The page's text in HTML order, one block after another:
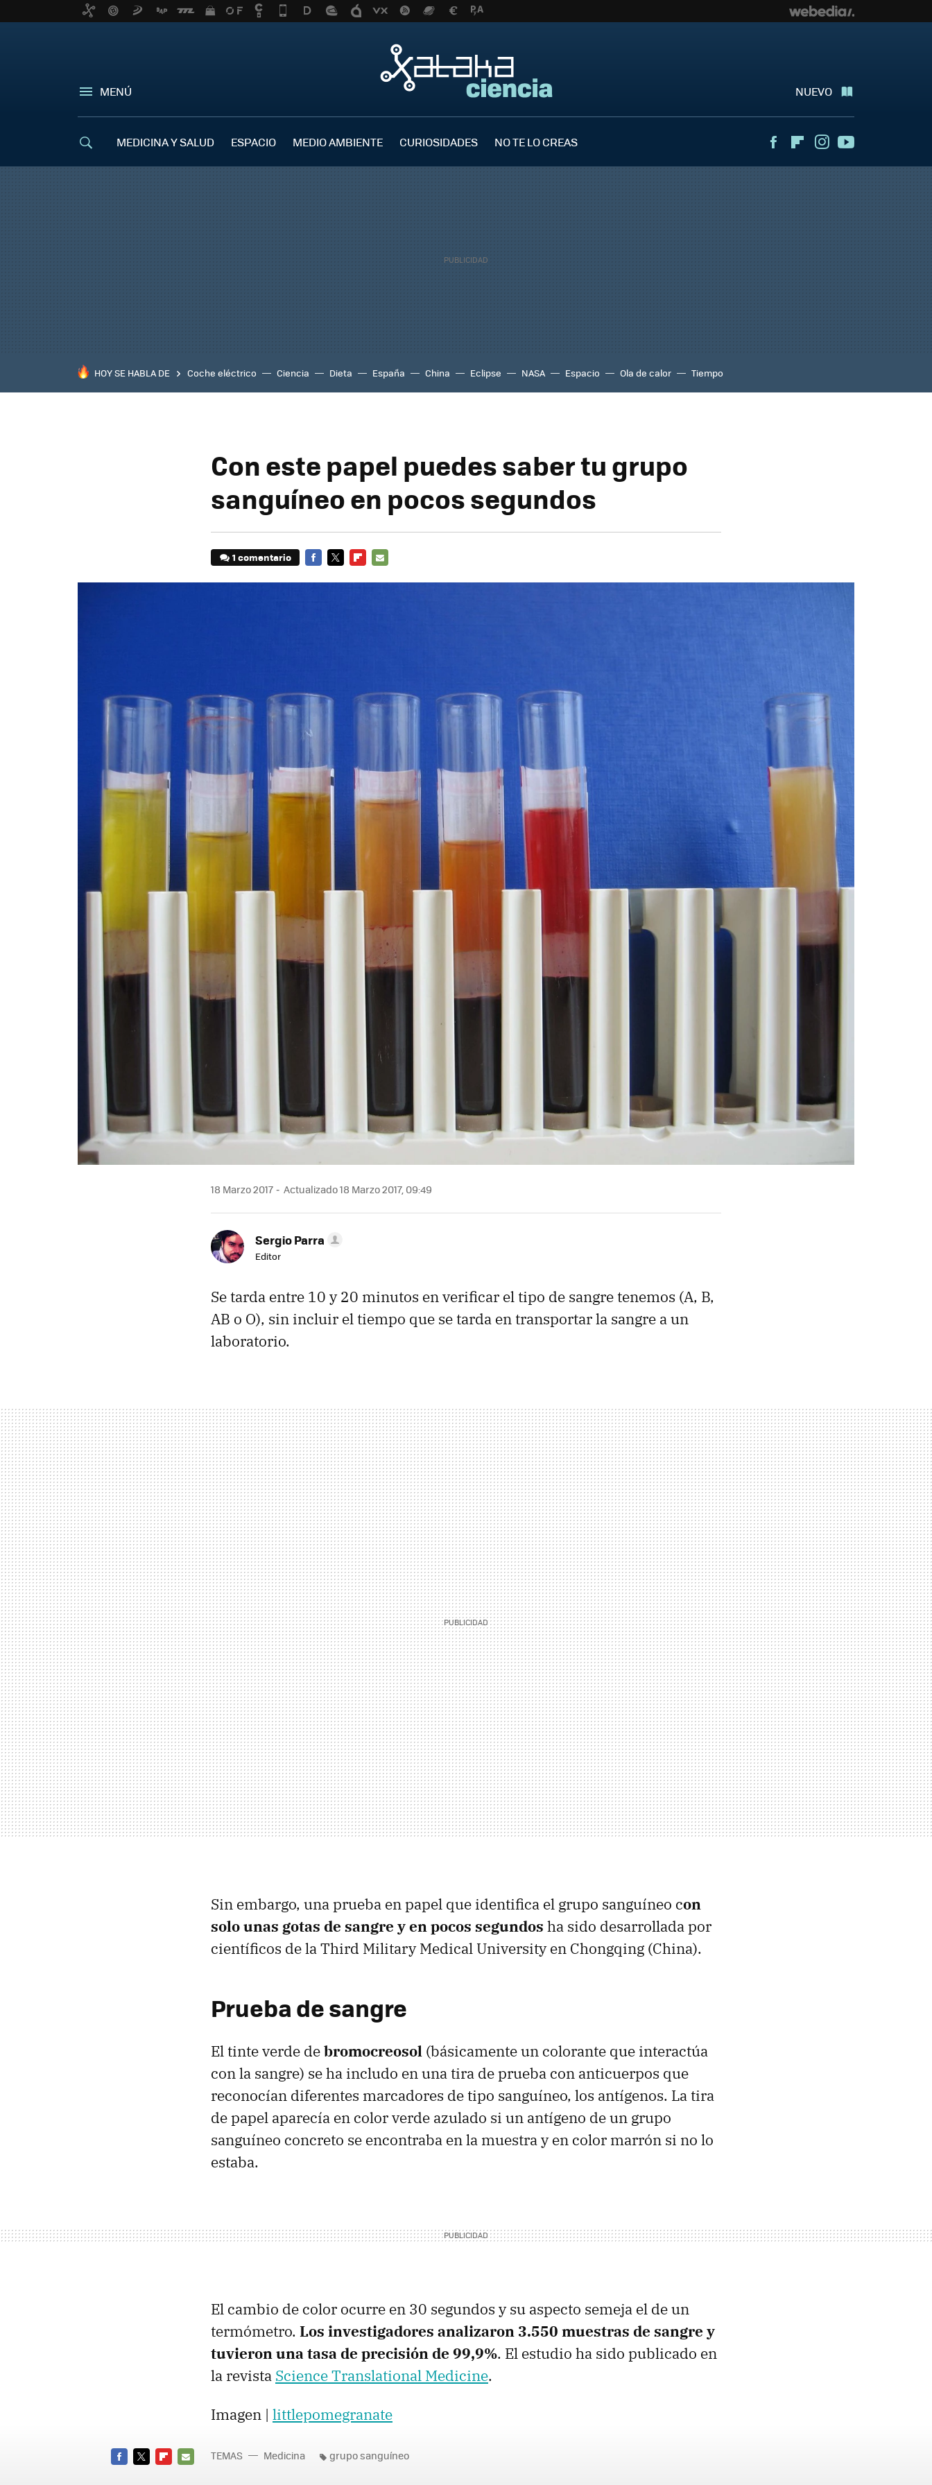
MENÚ NUEVO
MEDICINA Y SALUD ESPACIO MEDIO AMBIENTE CURIOSIDADES NO TE LO CREAS FacebookFlipboardInstagram
HOY SE HABLA DE Coche eléctrico Ciencia Dieta España China Eclipse NASA Espacio Ola de calor Tiempo
Con este papel puedes saber tu grupo
sanguíneo en pocos segundos
1 comentario
18 Marzo 2017 Actualizado 18 Marzo 2017, 09:49
Sergio Parra
Editor
Se tarda entre 10 y 20 minutos en verificar el tipo de sangre tenemos (A, B,
AB o O), sin incluir el tiempo que se tarda en transportar la sangre a un
laboratorio.
Sin embargo, una prueba en papel que identifica el grupo sanguíneo con
solo unas gotas de sangre y en pocos segundos ha sido desarrollada por
científicos de la Third Military Medical University en Chongqing (China).
Prueba de sangre
El tinte verde debromocreosol (básicamente un colorante que interactúa
con la sangre) se ha includo en una tira de prueba con anticuerpos que
reconocían diferentes marcadores de tipo sanguíneo, los antígenos. La tira
de papel aparecía en color verde azulado si un antígeno de un grupo
sanguíneo concreto se encontraba en la muestra y en color marrón si no lo
estaba.
El cambio de color ocurre en 30 segundos y su aspecto semeja el de un
termómetro. Los investigadores analizaron 3.550 muestras de sangre y
tuvieron una tasa de precisión de 99,9%. El estudio ha sido publicado en
la revista Science Translational Medicine.
Imagen | littlepomegranate
TEMAS Medicina grupo sanguíneo